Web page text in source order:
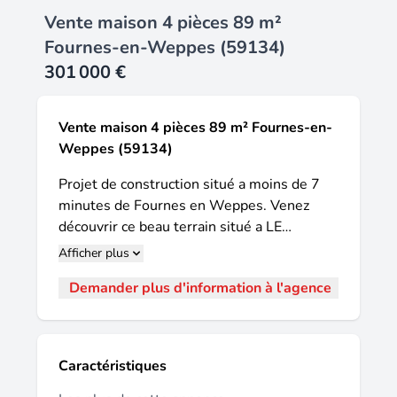
Vente maison 4 pièces 89 m²
Fournes-en-Weppes (59134)
301 000 €
Vente maison 4 pièces 89 m² Fournes-en-
Weppes (59134)
Projet de construction situé a moins de 7
minutes de Fournes en Weppes. Venez
découvrir ce beau terrain situé a LE
MAISNIL. Terrain intégralement viabilisé en
suite. Le groupe Piraino vous propose ce
brique moulée main, menuiseries
aluminium, seuils pierre bleue et volets
Afficher plus
Demander plus d'information à l'agence
Caractéristiques